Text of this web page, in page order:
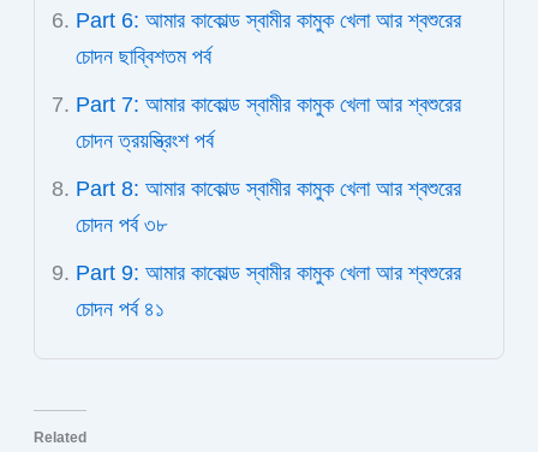
Part 6: আমার কাকোল্ড স্বামীর কামুক খেলা আর শ্বশুরের
চোদন ছাব্বিশতম পর্ব
Part 7: আমার কাকোল্ড স্বামীর কামুক খেলা আর শ্বশুরের
চোদন ত্রয়স্ত্রিংশ পর্ব
Part 8: আমার কাকোল্ড স্বামীর কামুক খেলা আর শ্বশুরের
চোদন পর্ব ৩৮
Part 9: আমার কাকোল্ড স্বামীর কামুক খেলা আর শ্বশুরের
চোদন পর্ব ৪১
Related